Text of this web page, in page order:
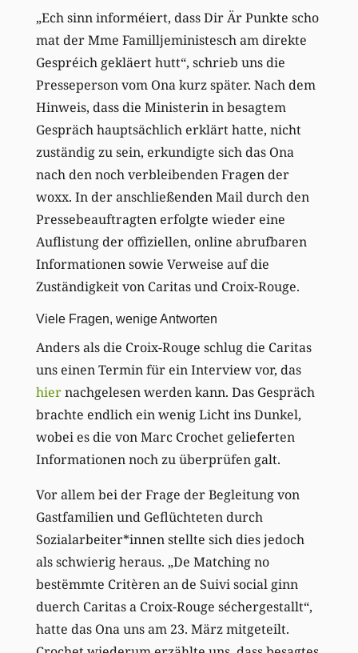
„Ech sinn informéiert, dass Dir Är Punkte scho
mat der Mme Familljeministesch am direkte
Gespréich gekläert hutt“, schrieb uns die
Presseperson vom Ona kurz später. Nach dem
Hinweis, dass die Ministerin in besagtem
Gespräch hauptsächlich erklärt hatte, nicht
zuständig zu sein, erkundigte sich das Ona
nach den noch verbleibenden Fragen der
woxx. In der anschließenden Mail durch den
Pressebeauftragten erfolgte wieder eine
Auflistung der offiziellen, online abrufbaren
Informationen sowie Verweise auf die
Zuständigkeit von Caritas und Croix-Rouge.
Viele Fragen, wenige Antworten
Anders als die Croix-Rouge schlug die Caritas
uns einen Termin für ein Interview vor, das
hiernachgelesen werden kann. Das Gespräch
brachte endlich ein wenig Licht ins Dunkel,
wobei es die von Marc Crochet gelieferten
Informationen noch zu überprüfen galt.
Vor allem bei der Frage der Begleitung von
Gastfamilien und Geflüchteten durch
Sozialarbeiter*innen stellte sich dies jedoch
als schwierig heraus. „De Matching no
bestëmmte Critèren an de Suivi social ginn
duerch Caritas a Croix-Rouge séchergestallt“,
hatte das Ona uns am 23. März mitgeteilt.